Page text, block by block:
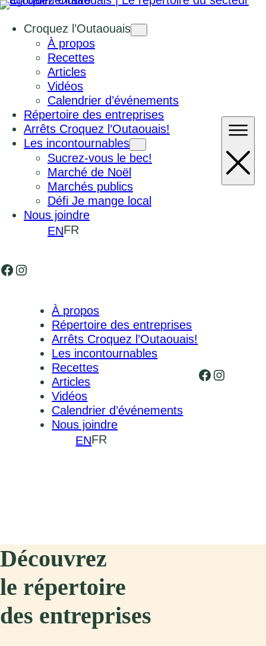
Croquez l’Outaouais
À propos
Recettes
Articles
Vidéos
Calendrier d’événements
Répertoire des entreprises
Arrêts Croquez l’Outaouais!
Les incontournables
Sucrez-vous le bec!
Marché de Noël
Marchés publics
Défi Je mange local
Nous joindre
ENFR
Facebook
Instagram
À propos
Répertoire des entreprises
Arrêts Croquez l’Outaouais!
Les incontournables
Recettes
Articles
Vidéos
Calendrier d’événements
Nous joindre
ENFR
Facebook
Découvrez
le répertoire
des entreprises